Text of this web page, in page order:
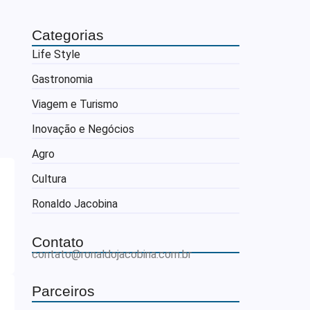
Categorias
Life Style
Gastronomia
Viagem e Turismo
Inovação e Negócios
Agro
Cultura
Ronaldo Jacobina
Contato
contato@ronaldojacobina.com.br
Parceiros